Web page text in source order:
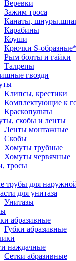
Веревки
Зажим троса
Канаты,
Карабины
Коуши
Крючки S-
Рым болты и гайки
Талрепы
гвозди
Клипсы, крестики
Комплектующие к
Краскопульты
скобы и ленты
Ленты монтажные
Скобы
Хомуты трубные
Хомуты червячные
тросы
трубы для
для унитаза
Унитазы
абразивные
Губки абразивные
наждачные
Сетки абразивные